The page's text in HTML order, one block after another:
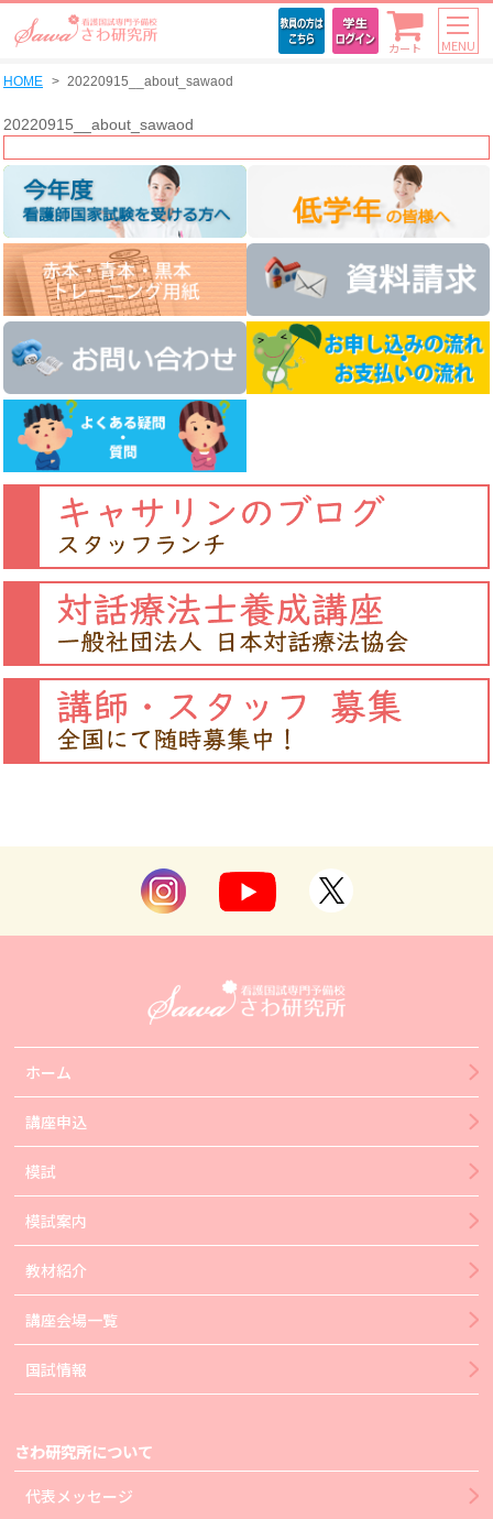
カート MENU
HOME 20220915__about_sawaod
20220915__about_sawaod
ホーム
講座申込
模試
模試案内
教材紹介
講座会場一覧
国試情報
さわ研究所について
代表メッセージ